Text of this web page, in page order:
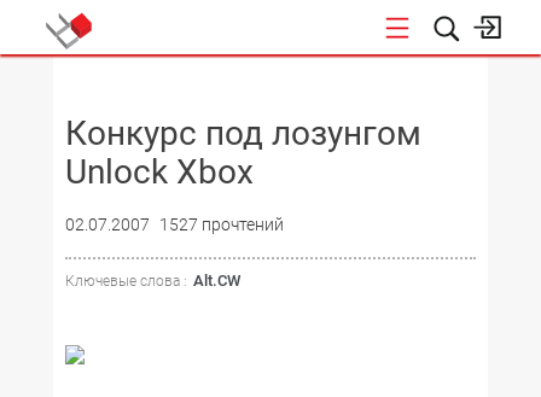
Конкурс под лозунгом
Unlock Xbox
02.07.2007 1527 прочтений
Ключевые слова : Alt.CW